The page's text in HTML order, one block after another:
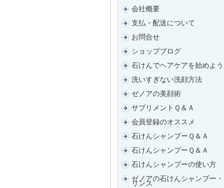
会社概要
支払・配送について
お問合せ
ショップブログ
石けんでヘアケアを始めよう
洗いすぎない洗顔方法
ゼノアの美顔術
サプリメントＱ＆Ａ
会員登録のオススメ
石けんシャンプーＱ＆Ａ
石けんシャンプーＱ＆Ａ
石けんシャンプーの使い方
ゼノアの石けんシャンプー・
リンス